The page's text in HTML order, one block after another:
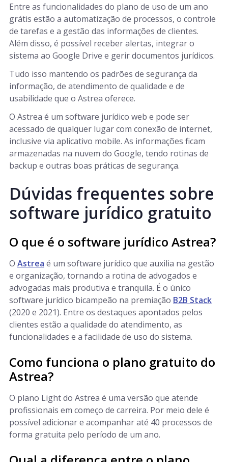
Entre as funcionalidades do plano de uso de um ano
grátis estão a automatização de processos, o controle
de tarefas e a gestão das informações de clientes.
Além disso, é possível receber alertas, integrar o
sistema ao Google Drive e gerir documentos jurídicos.
Tudo isso mantendo os padrões de segurança da
informação, de atendimento de qualidade e de
usabilidade que o Astrea oferece.
O Astrea é um software jurídico web e pode ser
acessado de qualquer lugar com conexão de internet,
inclusive via aplicativo mobile. As informações ficam
armazenadas na nuvem do Google, tendo rotinas de
backup e outras boas práticas de segurança.
Dúvidas frequentes sobre
software jurídico gratuito
O que é o software jurídico Astrea?
O Astrea é um software jurídico que auxilia na gestão
e organização, tornando a rotina de advogados e
advogadas mais produtiva e tranquila. É o único
software jurídico bicampeão na premiação B2B Stack
(2020 e 2021). Entre os destaques apontados pelos
clientes estão a qualidade do atendimento, as
funcionalidades e a facilidade de uso do sistema.
Como funciona o plano gratuito do
Astrea?
O plano Light do Astrea é uma versão que atende
profissionais em começo de carreira. Por meio dele é
possível adicionar e acompanhar até 40 processos de
forma gratuita pelo período de um ano.